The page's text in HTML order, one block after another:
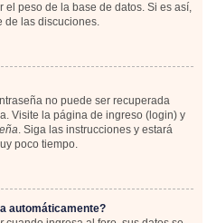
peso de la base de datos. Si es así,
de las discuciones.
no puede ser recuperada
Visite la página de ingreso (login) y
. Siga las instrucciones y estará
poco tiempo.
automáticamente?